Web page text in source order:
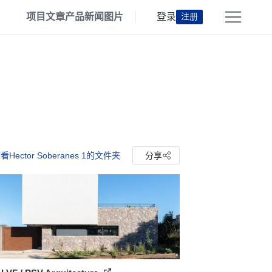
项目文章产品新闻 图片 登录 注册
Hector Soberanes 1的文件夹 分享